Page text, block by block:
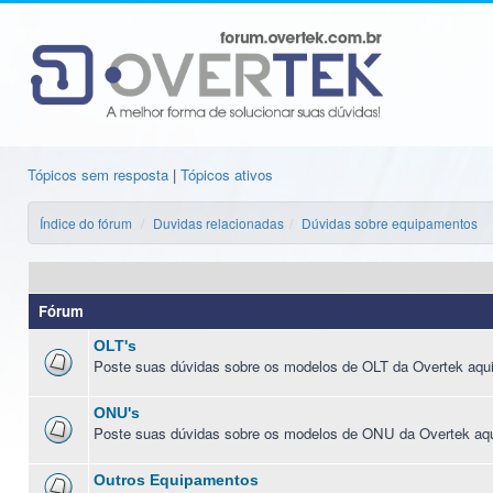
Tópicos sem resposta | Tópicos ativos
Índice do fórum Duvidas relacionadas Dúvidas sobre equipamentos
Fórum
OLT's
Poste suas dúvidas sobre os modelos de OLT da Overtek
ONU's
Poste suas dúvidas sobre os modelos de ONU da Overtek
Outros Equipamentos